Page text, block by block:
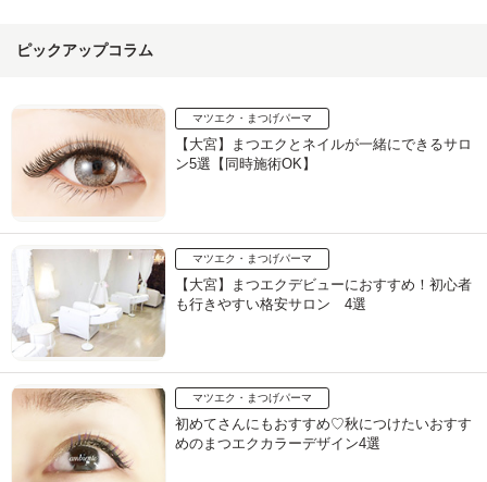
ピックアップコラム
マツエク・まつげパーマ
【大宮】まつエクとネイルが一緒にできるサロ
ン5選【同時施術OK】
マツエク・まつげパーマ
【大宮】まつエクデビューにおすすめ！初心者
も行きやすい格安サロン 4選
マツエク・まつげパーマ
初めてさんにもおすすめ♡秋につけたいおすす
めのまつエクカラーデザイン4選